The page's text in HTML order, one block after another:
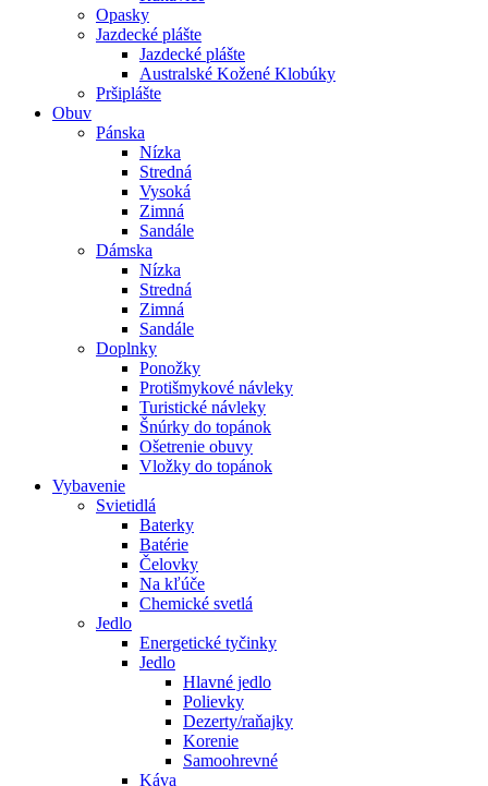
Opasky
Jazdecké plášte
Jazdecké plášte
Australské Kožené Klobúky
Pršiplášte
Obuv
Pánska
Nízka
Stredná
Vysoká
Zimná
Sandále
Dámska
Nízka
Stredná
Zimná
Sandále
Doplnky
Ponožky
Protišmykové návleky
Turistické návleky
Šnúrky do topánok
Ošetrenie obuvy
Vložky do topánok
Vybavenie
Svietidlá
Baterky
Batérie
Čelovky
Na kľúče
Chemické svetlá
Jedlo
Energetické tyčinky
Jedlo
Hlavné jedlo
Polievky
Dezerty/raňajky
Korenie
Samoohrevné
Káva